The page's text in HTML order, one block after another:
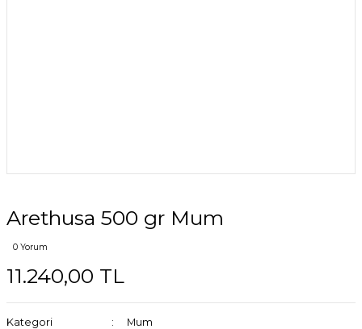
Arethusa 500 gr Mum
0 Yorum
11.240,00 TL
Kategori
Mum